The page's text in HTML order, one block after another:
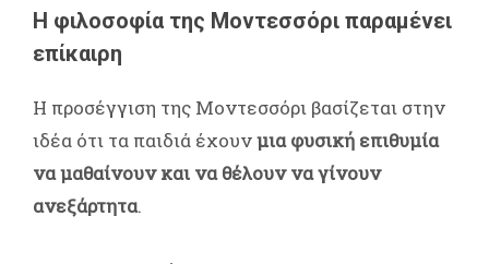
Η φιλοσοφία της Μοντεσσόρι παραμένει
επίκαιρη
Η προσέγγιση της Μοντεσσόρι βασίζεται στην
ιδέα ότι τα παιδιά έχουνμια φυσική επιθυμία
να μαθαίνουν και να θέλουν να γίνουν
ανεξάρτητα.